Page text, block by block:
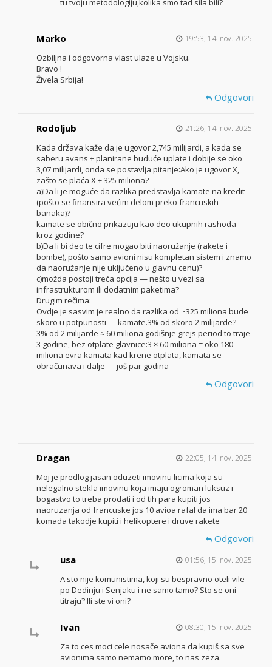
tu tvoju metodologiju,kolika smo tad sila bili?
Marko 19:53, 14. nov. 2025.
Ozbiljna i odgovorna vlast ulaze u Vojsku.
Bravo !
Živela Srbija!
Odgovori
Rodoljub 21:26, 14. nov. 2025.
Kada država kaže da je ugovor 2,745 milijardi, a kada se
saberu avans + planirane buduće uplate i dobije se oko
3,07 milijardi, onda se postavlja pitanje:Ako je ugovor X,
zašto se plaća X + 325 miliona?
a)Da li je moguće da razlika predstavlja kamate na kredit
(pošto se finansira većim delom preko francuskih
banaka)?
kamate se obično prikazuju kao deo ukupnih rashoda
kroz godine?
b)Da li bi deo te cifre mogao biti naoružanje (rakete i
bombe), pošto samo avioni nisu kompletan sistem i znamo
da naoružanje nije uključeno u glavnu cenu)?
c)možda postoji treća opcija — nešto u vezi sa
infrastrukturom ili dodatnim paketima?
Drugim rečima:
Ovdje je sasvim je realno da razlika od ~325 miliona bude
skoro u potpunosti — kamate.3% od skoro 2 milijarde?
3% od 2 milijarde ≈ 60 miliona godišnje grejs period to traje
3 godine, bez otplate glavnice:3 × 60 miliona = oko 180
miliona evra kamata kad krene otplata, kamata se
obračunava i dalje — još par godina
Odgovori
Dragan 22:05, 14. nov. 2025.
Moj je predlog jasan oduzeti imovinu licima koja su
nelegalno stekla imovinu koja imaju ogroman luksuz i
bogastvo to treba prodati i od tih para kupiti jos
naoruzanja od francuske jos 10 avioa rafal da ima bar 20
komada takodje kupiti i helikoptere i druve rakete
Odgovori
usa
01:56, 15. nov. 2025.
A sto nije komunistima, koji su bespravno oteli vile
po Dedinju i Senjaku i ne samo tamo? Sto se oni
titraju? Ili ste vi oni?
Ivan 08:30, 15. nov. 2025.
Za to ces moci cele nosače aviona da kupiš sa sve
avionima samo nemamo more, to nas zeza.